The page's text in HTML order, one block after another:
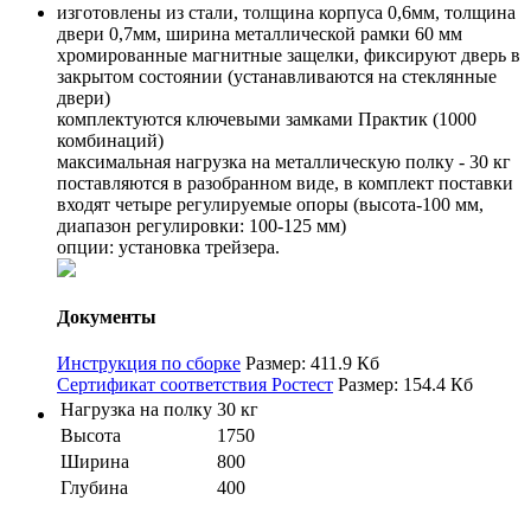
изготовлены из стали, толщина корпуса 0,6мм, толщина
двери 0,7мм, ширина металлической рамки 60 мм
хромированные магнитные защелки, фиксируют дверь в
закрытом состоянии (устанавливаются на стеклянные
двери)
комплектуются ключевыми замками Практик (1000
комбинаций)
максимальная нагрузка на металлическую полку - 30 кг
поставляются в разобранном виде, в комплект поставки
входят четыре регулируемые опоры (высота-100 мм,
диапазон регулировки: 100-125 мм)
опции: установка трейзера.
Документы
Инструкция по сборке Размер: 411.9 Кб
Сертификат соответствия Ростест Размер: 154.4 Кб
Нагрузка на полку 30 кг
Высота
1750
Ширина
800
Глубина
400